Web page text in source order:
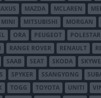
MAZDA MCLAREN
MINI MITSUBISHI MORGAN
ORA PEUGEOT POLESTAR
RANGE ROVER RENAULT
SAAB SEAT SKODA
SPYKER SSANGYONG
TOGG TOYOTA UNITI